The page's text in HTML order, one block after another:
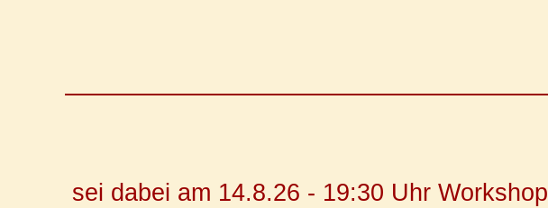
sei dabei am 14.8.26 - 19:30 Uhr Workshop